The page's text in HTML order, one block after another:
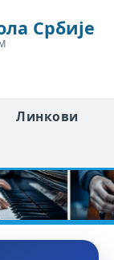
Србије
Линкови